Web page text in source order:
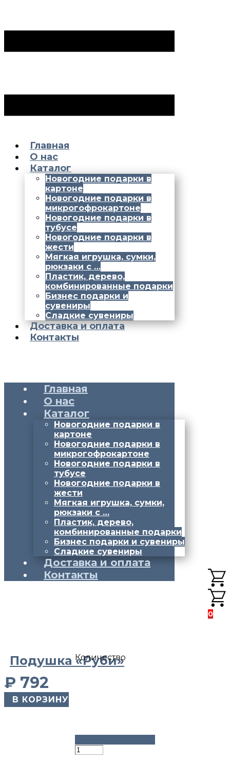
Главная
О нас
Каталог
Новогодние подарки в
картоне
Новогодние подарки в
микрогофрокартоне
Новогодние подарки в
тубусе
Новогодние подарки в
жести
Мягкая игрушка, сумки,
рюкзаки с …
Пластик, дерево,
комбинированные подарки
Бизнес подарки и
сувениры
Сладкие сувениры
Доставка и оплата
Контакты
Главная
О нас
Каталог
Новогодние подарки в
картоне
Новогодние подарки в
микрогофрокартоне
Новогодние подарки в
тубусе
Новогодние подарки в
жести
Мягкая игрушка, сумки,
рюкзаки с …
Пластик, дерево,
комбинированные подарки
Бизнес подарки и сувениры
Сладкие сувениры
Доставка и оплата
Контакты
0
Подушка «Руби»
₽ 792
​ В КОРЗИНУ
Количество